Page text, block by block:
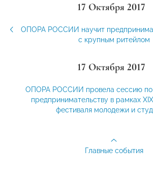
17 Октября 2017
ОПОРА РОССИИ научит
с крупным ритейлом
17 Октября 2017
ОПОРА РОССИИ провела сессию
предпринимательству в рамках
фестиваля молодежи и
Главные события